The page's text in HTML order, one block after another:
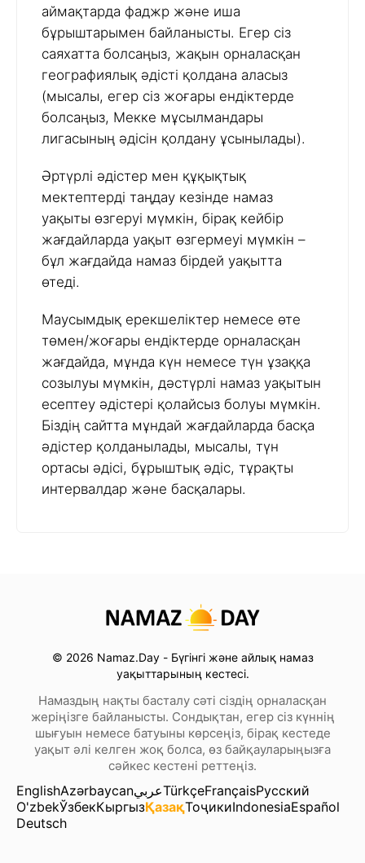
аймақтарда фаджр және иша
бұрыштарымен байланысты. Егер сіз
саяхатта болсаңыз, жақын орналасқан
географиялық әдісті қолдана аласыз
(мысалы, егер сіз жоғары ендіктерде
болсаңыз, Мекке мұсылмандары
лигасының әдісін қолдану ұсынылады).
Әртүрлі әдістер мен құқықтық
мектептерді таңдау кезінде намаз
уақыты өзгеруі мүмкін, бірақ кейбір
жағдайларда уақыт өзгермеуі мүмкін –
бұл жағдайда намаз бірдей уақытта
өтеді.
Маусымдық ерекшеліктер немесе өте
төмен/жоғары ендіктерде орналасқан
жағдайда, мұнда күн немесе түн ұзаққа
созылуы мүмкін, дәстүрлі намаз уақытын
есептеу әдістері қолайсыз болуы мүмкін.
Біздің сайтта мұндай жағдайларда басқа
әдістер қолданылады, мысалы, түн
ортасы әдісі, бұрыштық әдіс, тұрақты
интервалдар және басқалары.
© 2026 Namaz.Day - Бүгінгі және айлық намаз
уақыттарының кестесі.
Намаздың нақты басталу сәті сіздің орналасқан
жеріңізге байланысты. Сондықтан, егер сіз күннің
шығуын немесе батуыны көрсеңіз, бірақ кестеде
уақыт әлі келген жоқ болса, өз байқауларыңызға
сәйкес кестені реттеңіз.
EnglishAzərbaycanعربيTürkçeFrançaisРусский
O'zbekЎзбекКыргызҚазақТоҷикиIndonesiaEspañol
Deutsch